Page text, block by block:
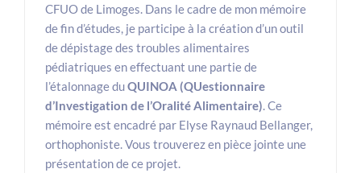
CFUO de Limoges. Dans le cadre de mon mémoire
de fin d’études, je participe à la création d’un outil
de dépistage des troubles alimentaires
pédiatriques en effectuant une partie de
l’étalonnage duQUINOA (QUestionnaire
d’Investigation de l’Oralité Alimentaire). Ce
mémoire est encadré par Elyse Raynaud Bellanger,
orthophoniste. Vous trouverez en pièce jointe une
présentation de ce projet.